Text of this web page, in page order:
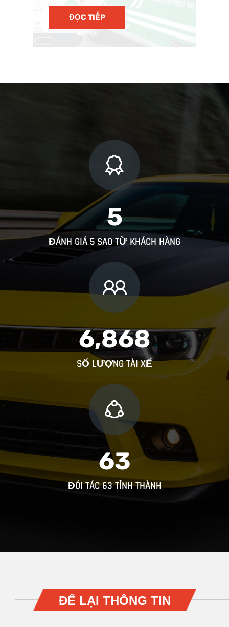
ĐỌC TIẾP
5
ĐÁNH GIÁ 5 SAO TỪ KHÁCH HÀNG
6,868
SỐ LƯỢNG TÀI XẾ
63
ĐÓI TÁC 63 TỈNH THÀNH
ĐỂ LẠI THÔNG TIN